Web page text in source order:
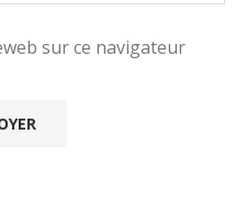
sur ce navigateur